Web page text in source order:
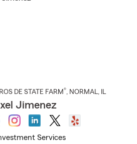
DE STATE FARM®, NORMAL, IL
Jimenez
Services